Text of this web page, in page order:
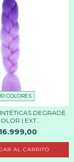
10 COLORES
DEGRADÉ
| EXT...
AL CARRITO